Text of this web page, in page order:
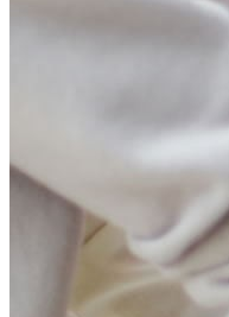
律所公告
拆迁律师团队
民商律师团队
部门领域
公司商务部